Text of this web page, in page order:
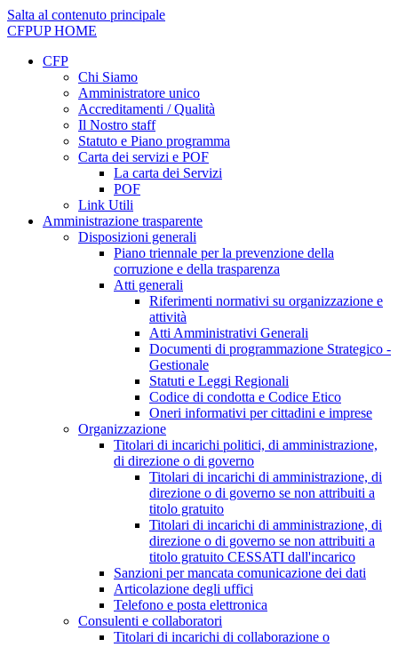
Salta al contenuto principale
CFPUPHOME
CFP
Chi Siamo
Amministratore unico
Accreditamenti / Qualità
Il Nostro staff
Statuto e Piano programma
Carta dei servizi e POF
La carta dei Servizi
POF
Link Utili
Amministrazione trasparente
Disposizioni generali
Piano triennale per la prevenzione della
corruzione e della trasparenza
Atti generali
Riferimenti normativi su organizzazione e
attività
Atti Amministrativi Generali
Documenti di programmazione Strategico -
Gestionale
Statuti e Leggi Regionali
Codice di condotta e Codice Etico
Oneri informativi per cittadini e imprese
Organizzazione
Titolari di incarichi politici, di amministrazione,
di direzione o di governo
Titolari di incarichi di amministrazione, di
direzione o di governo se non attribuiti a
titolo gratuito
Titolari di incarichi di amministrazione, di
direzione o di governo se non attribuiti a
titolo gratuito CESSATI dall'incarico
Sanzioni per mancata comunicazione dei dati
Articolazione degli uffici
Telefono e posta elettronica
Consulenti e collaboratori
Titolari di incarichi di collaborazione o